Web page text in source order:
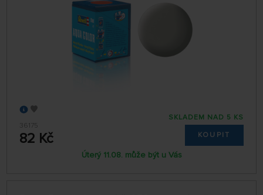
36175
82 Kč
SKLADEM NAD 5 KS
KOUPIT
Úterý 11.08. může být u Vás